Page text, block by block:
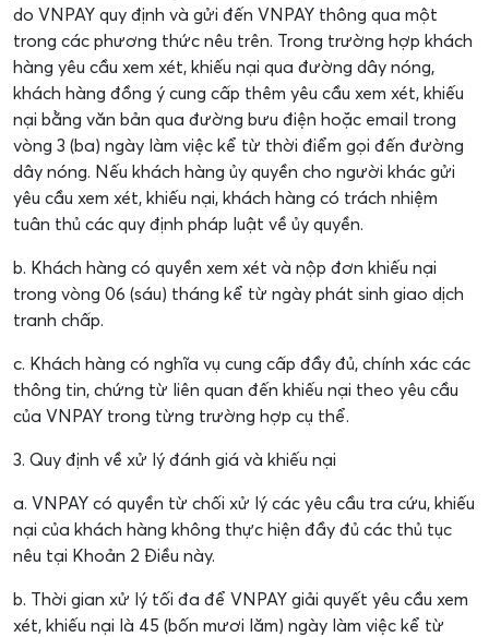
do VNPAY quy định và gửi đến VNPAY thông qua một
trong các phương thức nêu trên. Trong trường hợp khách
hàng yêu cầu xem xét, khiếu nại qua đường dây nóng,
khách hàng đồng ý cung cấp thêm yêu cầu xem xét, khiếu
nại bằng văn bản qua đường bưu điện hoặc email trong
vòng 3 (ba) ngày làm việc kể từ thời điểm gọi đến đường
dây nóng. Nếu khách hàng ủy quyền cho người khác gửi
yêu cầu xem xét, khiếu nại, khách hàng có trách nhiệm
tuân thủ các quy định pháp luật về ủy quyền.
b. Khách hàng có quyền xem xét và nộp đơn khiếu nại
trong vòng 06 (sáu) tháng kể từ ngày phát sinh giao dịch
tranh chấp.
c. Khách hàng có nghĩa vụ cung cấp đầy đủ, chính xác các
thông tin, chứng từ liên quan đến khiếu nại theo yêu cầu
của VNPAY trong từng trường hợp cụ thể.
3. Quy định về xử lý đánh giá và khiếu nại
a. VNPAY có quyền từ chối xử lý các yêu cầu tra cứu, khiếu
nại của khách hàng không thực hiện đầy đủ các thủ tục
nêu tại Khoản 2 Điều này.
b. Thời gian xử lý tối đa để VNPAY giải quyết yêu cầu xem
xét, khiếu nại là 45 (bốn mươi lăm) ngày làm việc kể từ